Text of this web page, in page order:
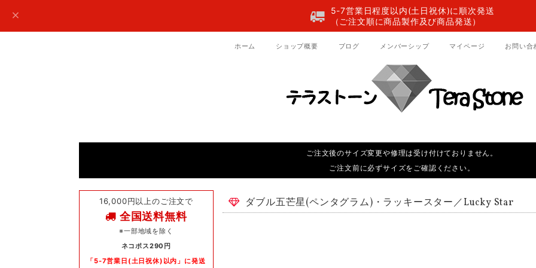
5-7営業日程度以内(土日祝休)に順次発送
（ご注文順に商品製作及び商品発送）
ホーム ショップ概要 ブログ メンバーシップ マイページ お問い合
ご注文後のサイズ変更や修理は受け付けておりません。
ご注文前に必ずサイズをご確認ください。
16,000円以上のご注文で
全国送料無料
※一部地域を除く
ネコポス290円
「5-7営業日(土日祝休)以内」に発送
ダブル五芒星(ペンタグラム)・ラッキースター／Lucky Star